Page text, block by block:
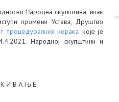
Народна скупштина, ипак
промени Устава, Друштво
процедуралних корака које је
Народној скупштини и
И В А Њ Е